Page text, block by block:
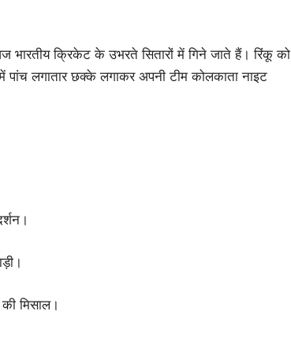
क्रिकेट के उभरते सितारों में गिने जाते हैं। रिंकू को
लगातार छक्के लगाकर अपनी टीम कोलकाता नाइट
मिसाल।